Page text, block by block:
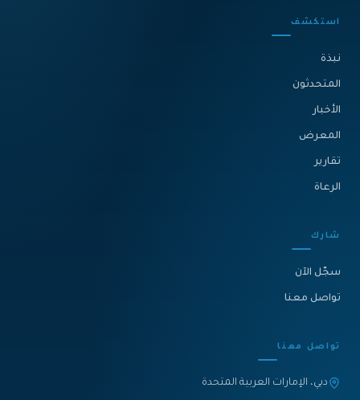
استكشف
نبذة‎
المتحدثون
الأخبار
المعرض
تقارير
الرعاة
شارك
سجّل الآن
تواصل معنا
تواصل معنا
دبي، الإمارات العربية المتحدة